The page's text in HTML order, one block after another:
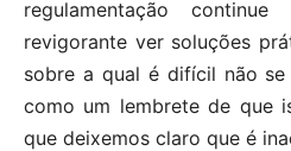
regulamentação
revigorante ver soluções
sobre a qual é difícil não
como um lembrete de que
que deixemos claro que é